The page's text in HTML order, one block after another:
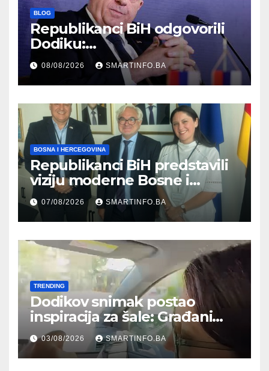
BLOG
Republikanci BiH odgovorili
Dodiku:
Bosanskohercegovačka
kultura postoji i pripada svim
građanima
08/08/2026 SMARTINFO.BA
BOSNA I HERCEGOVINA
Republikanci BiH predstavili
viziju moderne Bosne i
Hercegovine ambasadoru
Njemačke
07/08/2026 SMARTINFO.BA
TRENDING
Dodikov snimak postao
inspiracija za šale: Građani
kroz parodiju poslali poruku
03/08/2026 SMARTINFO.BA